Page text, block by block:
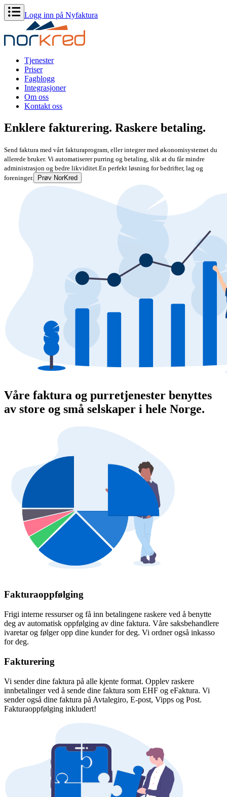
Logg inn på Nyfaktura
Tjenester
Priser
Fagblogg
Integrasjoner
Om oss
Kontakt oss
Enklere fakturering. Raskere betaling.
Send faktura med vårt fakturaprogram, eller integrer med økonomisystemet du
allerede bruker. Vi automatiserer purring og betaling, slik at du får mindre
administrasjon og bedre likviditet. En perfekt løsning for bedrifter, lag og
foreninger.
Prøv NorKred
Våre faktura og purretjenester benyttes
av store og små selskaper i hele Norge.
Fakturaoppfølging
Frigi interne ressurser og få inn betalingene raskere ved å benytte
deg av automatisk oppfølging av dine faktura. Våre saksbehandlere
ivaretar og følger opp dine kunder for deg. Vi ordner også inkasso
for deg.
Fakturering
Vi sender dine faktura på alle kjente format. Opplev raskere
innbetalinger ved å sende dine faktura som EHF og eFaktura. Vi
sender også dine faktura på Avtalegiro, E-post, Vipps og Post.
Fakturaoppfølging inkludert!